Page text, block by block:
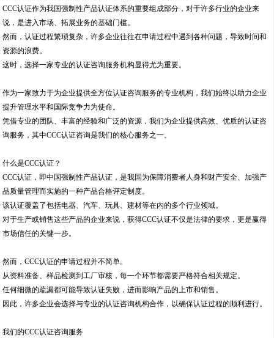
CCC认证作为我国强制性产品认证体系的重要组成部分，对于许多行业的企业来
说，是进入市场、拓展业务的基础门槛。
然而，认证过程繁琐复杂，许多企业往往在申请过程中遇到各种问题，导致时间和
资源的浪费。
这时，选择一家专业的认证咨询服务机构显得尤为重要。
作为一家致力于为企业提供全方位认证咨询服务的专业机构，我们始终以助力企业
提升管理水平和国际竞争力为使命。
凭借专业的团队、丰富的经验和广泛的资源，我们为企业提供高效、优质的认证咨
询服务，其中CCC认证咨询是我们的核心服务之一。
什么是CCC认证？
CCC认证，即中国强制性产品认证，是我国为保障消费者人身和财产安全、加强产
品质量管理而实施的一种产品合格评定制度。
该认证覆盖了包括电器、汽车、玩具、建材等在内的多个行业领域。
对于生产或销售这些产品的企业来说，获得CCC认证不仅是法律的要求，更是赢得
市场信任的关键一步。
然而，CCC认证的申请过程并不简单。
从资料准备、样品检测到工厂审核，每一个环节都需要严格符合相关规定。
任何细微的疏漏都可能导致认证失败，进而影响产品的上市和销售。
因此，许多企业会选择与专业的认证咨询机构合作，以确保认证过程的顺利进行。
我们的CCC认证咨询服务